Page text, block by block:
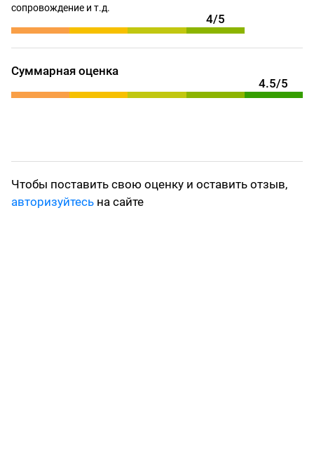
сопровождение и т.д.
4/5
Суммарная оценка
4.5/5
Чтобы поставить свою оценку и оставить отзыв,
авторизуйтесь на сайте